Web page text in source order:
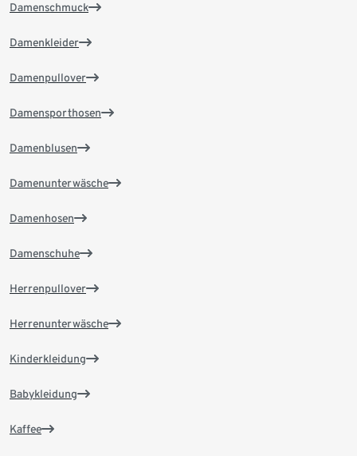
Damenschmuck
Damenkleider
Damenpullover
Damensporthosen
Damenblusen
Damenunterwäsche
Damenhosen
Damenschuhe
Herrenpullover
Herrenunterwäsche
Kinderkleidung
Babykleidung
Kaffee